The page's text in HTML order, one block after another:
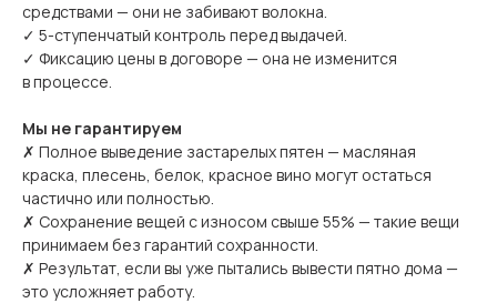
средствами — они не забивают волокна.
✓ 5-ступенчатый контроль перед выдачей.
✓ Фиксацию цены в договоре — она не изменится
в процессе.
Мы не гарантируем
✗ Полное выведение застарелых пятен — масляная
краска, плесень, белок, красное вино могут остаться
частично или полностью.
✗ Сохранение вещей с износом свыше 55% — такие вещи
принимаем без гарантий сохранности.
✗ Результат, если вы уже пытались вывести пятно дома —
это усложняет работу.